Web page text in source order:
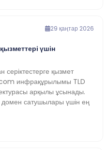
29 қаңтар 2026
үшін
қызмет
инфрақұрылымы TLD
арқылы ұсынады.
сатушылары үшін ең